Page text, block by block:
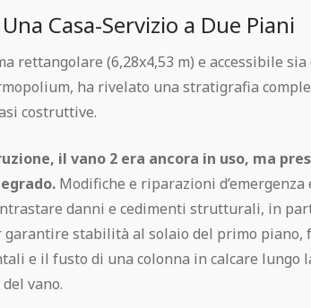
Casa-Servizio a Due Piani
rettangolare (6,28x4,53 m) e accessibile sia
ha rivelato una stratigrafia
costruttive.
il vano 2 era ancora in uso, ma
Modifiche e riparazioni d’emergenza
danni e cedimenti strutturali, in
garantire stabilità al solaio del primo piano,
e il fusto di una colonna in calcare lungo
vano.